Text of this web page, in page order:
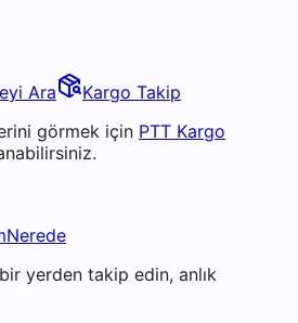
Ara
Kargo Takip
görmek için PTT Kargo
yerden takip edin, anlık